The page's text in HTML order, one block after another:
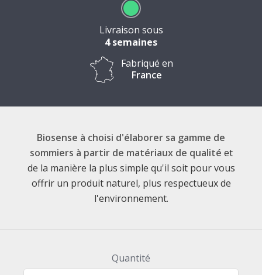
Livraison sous
4 semaines
Fabriqué en
France
Biosense à choisi d'élaborer sa gamme de
sommiers à partir de matériaux de qualité et
de la manière la plus simple qu'il soit pour vous
offrir un produit naturel, plus respectueux de
l'environnement.
Quantité